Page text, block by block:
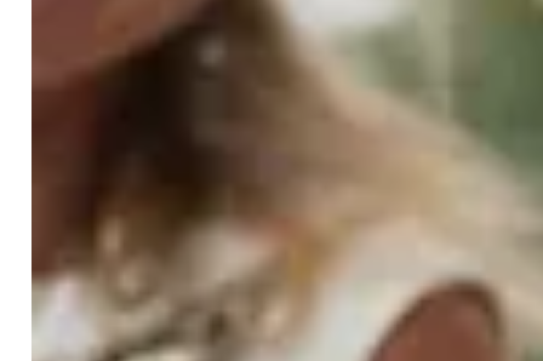
dein Verständnis von Sahaja Samadhi – der
eine Nacht durchtanzen zu Madhukars
herzöffnender Musik
Deine Benefits: